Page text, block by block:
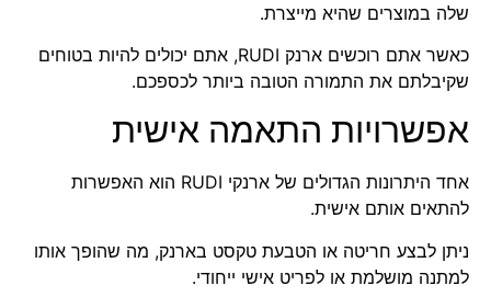
שלה במוצרים שהיא מייצרת.
כאשר אתם רוכשים ארנק RUDI, אתם יכולים להיות בטוחים
שקיבלתם את התמורה הטובה ביותר לכספכם.
אפשרויות התאמה אישית
אחד היתרונות הגדולים של ארנקי RUDI הוא האפשרות
להתאים אותם אישית.
ניתן לבצע חריטה או הטבעת טקסט בארנק, מה שהופך אותו
למתנה מושלמת או לפריט אישי ייחודי.